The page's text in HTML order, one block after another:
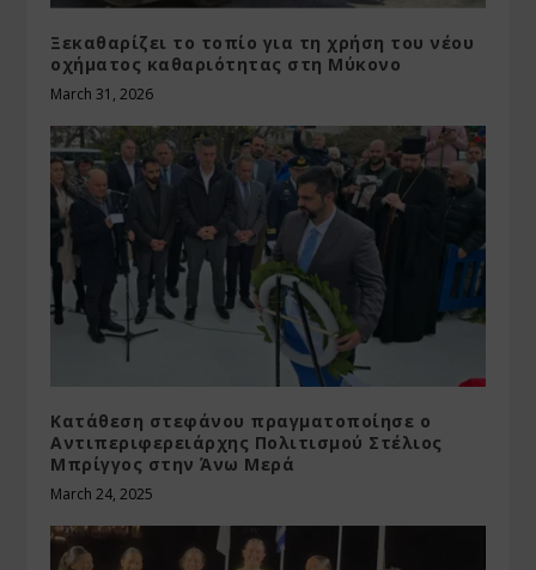
Ξεκαθαρίζει το τοπίο για τη χρήση του νέου
οχήματος καθαριότητας στη Μύκονο
March 31, 2026
Κατάθεση στεφάνου πραγματοποίησε ο
Αντιπεριφερειάρχης Πολιτισμού Στέλιος
Μπρίγγος στην Άνω Μερά
March 24, 2025